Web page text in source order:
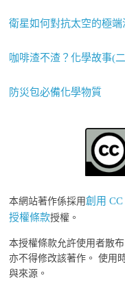
衛星如何對抗太空的極
咖啡渣不渣？化學故事(
防災包必備化學物質
本網站著作係採用創用
授權條款授權。
本授權條款允許使用者散
亦不得修改該著作。 使用
與來源。